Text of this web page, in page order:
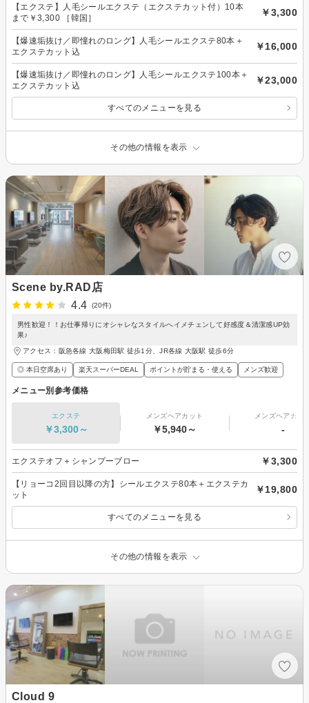
【エクステ】人毛シールエクステ（エクステカット付）10本
まで￥3,300 ［韓国］
￥3,300
【爆速垢抜け／即憧れのロング】人毛シールエクステ80本＋
エクステカット込
￥16,000
【爆速垢抜け／即憧れのロング】人毛シールエクステ100本＋
エクステカット込
￥23,000
すべてのメニューを見る
その他の情報を表示
Scene by.RAD店
4.4
(20件)
男性歓迎！！お仕事帰りにオシャレなスタイルへイメチェンして好感度＆清潔感UP効
果♪
アクセス：阪急各線 大阪梅田駅 徒歩1分、JR各線 大阪駅 徒歩6分
◎ 本日空席あり 楽天スーパーDEAL ポイントが貯まる・使える メンズ歓迎
メニュー別参考価格
エクステ
￥3,300～
メンズヘアカット
￥5,940～
メンズヘアカラ
-
エクステオフ＋シャンプーブロー ￥3,300
【リョーコ2回目以降の方】シールエクステ80本＋エクステカ
ット
￥19,800
すべてのメニューを見る
その他の情報を表示
Cloud 9